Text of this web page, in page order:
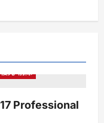
復元・削除
Professional